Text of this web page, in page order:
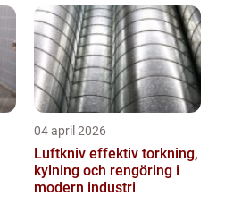
04 april 2026
Luftkniv effektiv torkning,
kylning och rengöring i
modern industri